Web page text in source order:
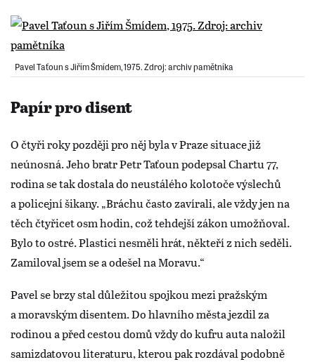
Pavel Taťoun s Jiřím Šmídem, 1975. Zdroj: archiv pamětníka
Papír pro disent
O čtyři roky později pro něj byla v Praze situace již
neúnosná. Jeho bratr Petr Taťoun podepsal Chartu 77,
rodina se tak dostala do neustálého kolotoče výslechů
a policejní šikany. „Bráchu často zavírali, ale vždy jen na
těch čtyřicet osm hodin, což tehdejší zákon umožňoval.
Bylo to ostré. Plastici nesměli hrát, někteří z nich seděli.
Zamiloval jsem se a odešel na Moravu.“
Pavel se brzy stal důležitou spojkou mezi pražským
a moravským disentem. Do hlavního města jezdil za
rodinou a před cestou domů vždy do kufru auta naložil
samizdatovou literaturu, kterou pak rozdával podobně